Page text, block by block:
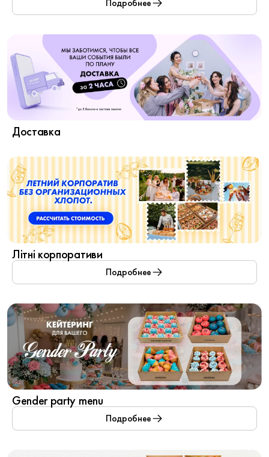
Подробнее
Доставка
Літні корпоративи
Подробнее
Gender party menu
Подробнее